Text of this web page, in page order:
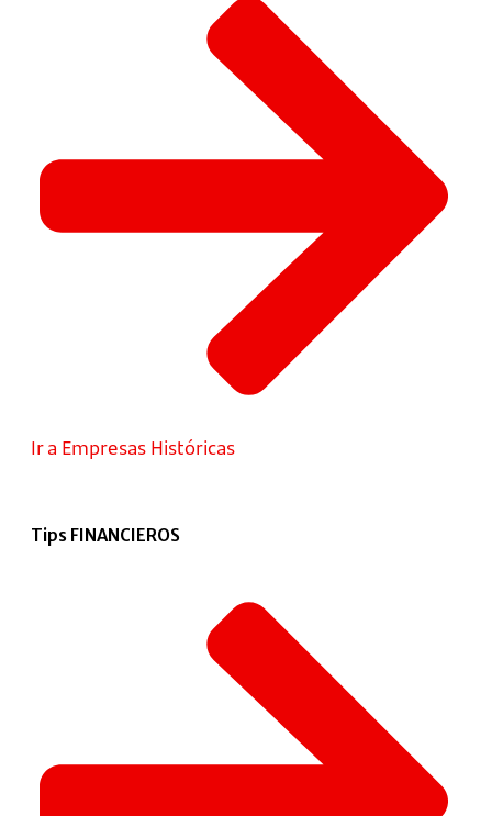
Ir a Empresas Históricas
Tips FINANCIEROS